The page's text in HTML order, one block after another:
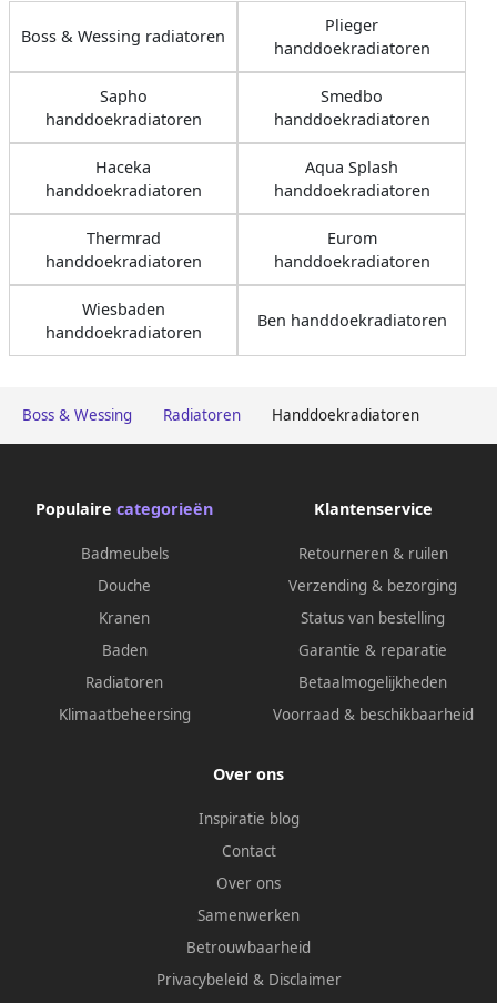
Boss & Wessing Radiatoren Handdoekradiatoren
Boss & Wessing radiatoren
Plieger
handdoekradiatoren
Sapho
handdoekradiatoren
Smedbo
handdoekradiatoren
Haceka
handdoekradiatoren
Aqua Splash
handdoekradiatoren
Thermrad
handdoekradiatoren
Eurom
handdoekradiatoren
Wiesbaden
handdoekradiatoren
Ben handdoekradiatoren
Populaire categorieën
Badmeubels
Douche
Kranen
Baden
Radiatoren
Klimaatbeheersing
Klantenservice
Retourneren & ruilen
Verzending & bezorging
Status van bestelling
Garantie & reparatie
Betaalmogelijkheden
Voorraad & beschikbaarheid
Over ons
Inspiratie blog
Contact
Over ons
Samenwerken
Betrouwbaarheid
Privacybeleid & Disclaimer